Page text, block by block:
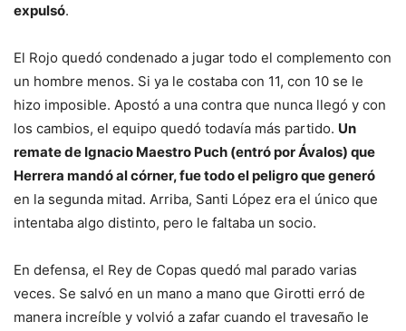
expulsó.
El Rojo quedó condenado a jugar todo el complemento con
un hombre menos. Si ya le costaba con 11, con 10 se le
hizo imposible. Apostó a una contra que nunca llegó y con
los cambios, el equipo quedó todavía más partido. Un
remate de Ignacio Maestro Puch (entró por Ávalos) que
Herrera mandó al córner, fue todo el peligro que generó
en la segunda mitad. Arriba, Santi López era el único que
intentaba algo distinto, pero le faltaba un socio.
En defensa, el Rey de Copas quedó mal parado varias
veces. Se salvó en un mano a mano que Girotti erró de
manera increíble y volvió a zafar cuando el travesaño le